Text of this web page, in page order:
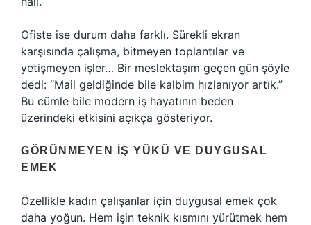
Ofiste ise durum daha farklı. Sürekli ekran
karşısında çalışma, bitmeyen toplantılar ve
yetişmeyen işler… Bir meslektaşım geçen gün şöyle
dedi: “Mail geldiğinde bile kalbim hızlanıyor artık.”
Bu cümle bile modern iş hayatının beden
üzerindeki etkisini açıkça gösteriyor.
GÖRÜNMEYEN IŞ YÜKÜ VE DUYGUSAL
EMEK
Özellikle kadın çalışanlar için duygusal emek çok
daha yoğun. Hem işin teknik kısmını yürütmek hem